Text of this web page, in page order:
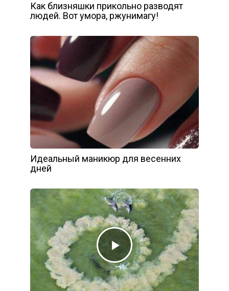
Как близняшки прикольно разводят
людей. Вот умора, ржунимагу!
Идеальный маникюр для весенних
дней